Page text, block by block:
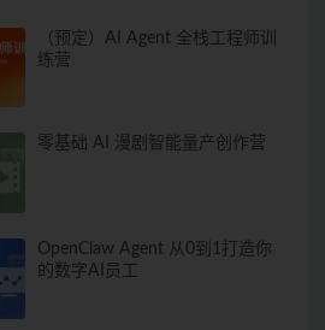
（预定）AI Agent 全栈工程师训
练营
零基础 AI 漫剧智能量产创作营
OpenClaw Agent 从0到1打造你
的数字AI员工